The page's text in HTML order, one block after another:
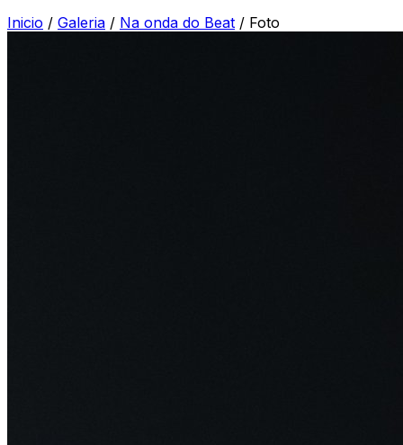
Inicio / Galeria / Na onda do Beat / Foto